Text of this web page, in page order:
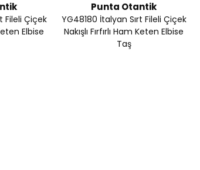
Fileli Çiçek
Elbise
Punta Otantik
YG48180 İtalyan Sırt Fileli Çiçek
Nakışlı Fırfırlı Ham Keten Elbise
Taş